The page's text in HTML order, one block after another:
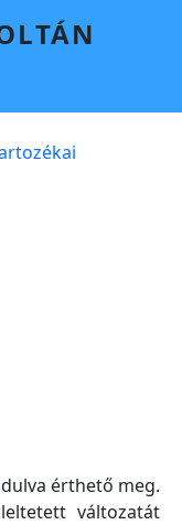
érthető meg.
változatát